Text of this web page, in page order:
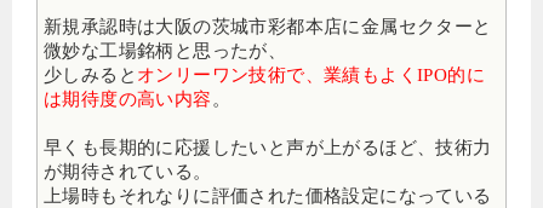
新規承認時は大阪の茨城市彩都本店に金属セクターと
微妙な工場銘柄と思ったが、
少しみると オンリーワン技術で、業績もよくIPO的に
は期待度の高い内容。
早くも長期的に応援したいと声が上がるほど、技術力
が期待されている。
上場時もそれなりに評価された価格設定になっている